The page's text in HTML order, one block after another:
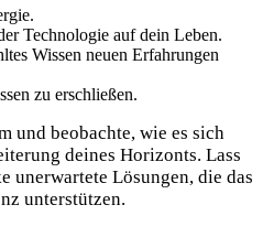
Technologie ⁢auf dein Leben.
Wissen neuen ⁤Erfahrungen
zu​ erschließen.
und beobachte,‌ wie es sich
deines Horizonts. Lass
​unerwartete Lösungen, die das
unterstützen.